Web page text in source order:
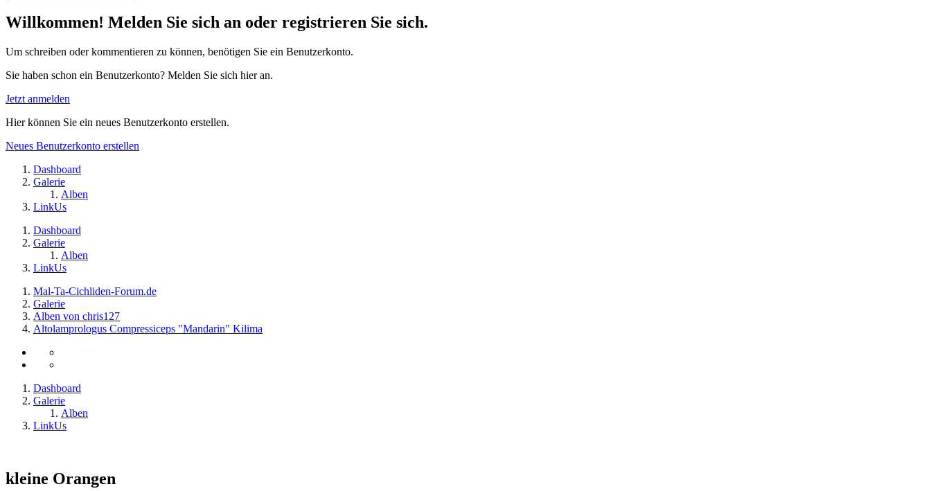
Willkommen! Melden Sie sich an oder registrieren Sie sich.
Um schreiben oder kommentieren zu können, benötigen Sie ein Benutzerkonto.
Sie haben schon ein Benutzerkonto? Melden Sie sich hier an.
Jetzt anmelden
Hier können Sie ein neues Benutzerkonto erstellen.
Neues Benutzerkonto erstellen
Dashboard
Galerie
Alben
LinkUs
Dashboard
Galerie
Alben
LinkUs
Mal-Ta-Cichliden-Forum.de
Galerie
Alben von chris127
Altolamprologus Compressiceps "Mandarin" Kilima
Dashboard
Galerie
Alben
LinkUs
kleine Orangen